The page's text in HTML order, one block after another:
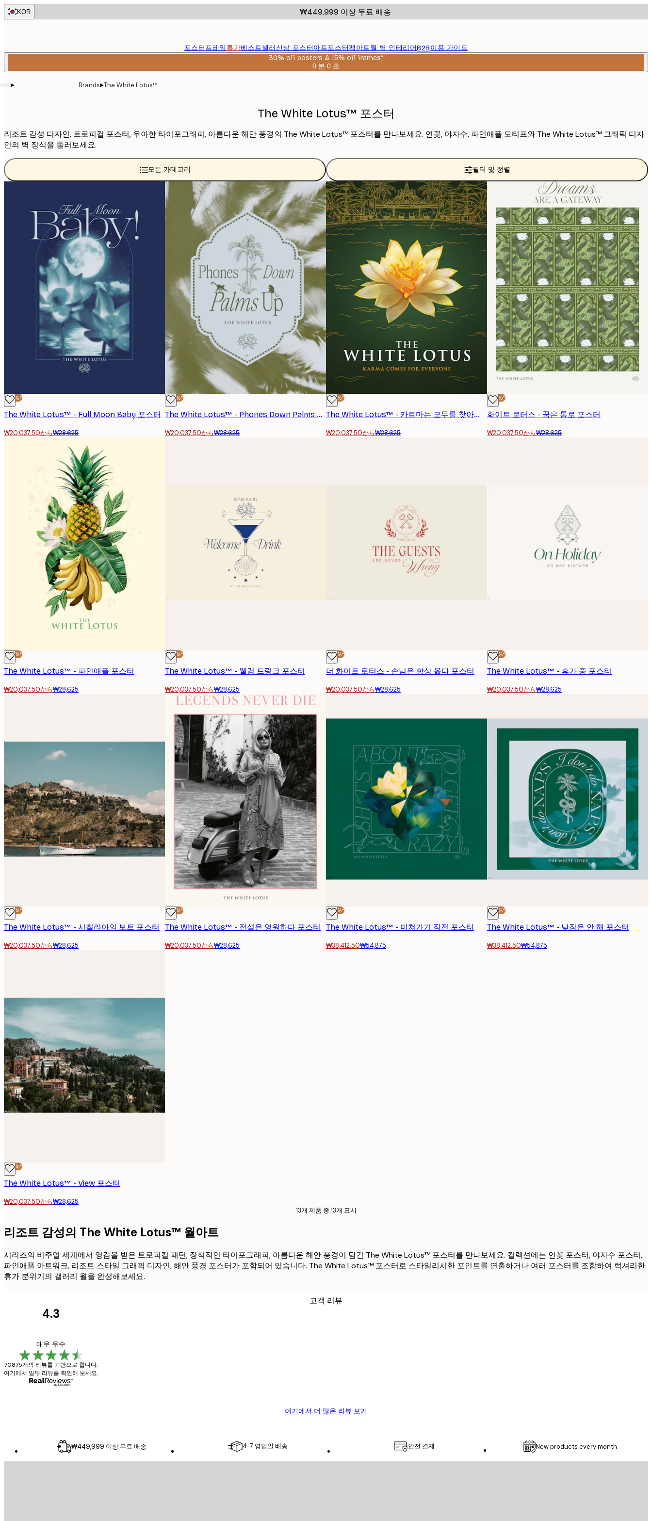
Skip
to
KOR ₩449,999 이상 무료 배송
포스터프레임 특가베스트셀러 신상 포스터아트포스터팩 아트월 벽 인테리어B2B이용 가이드
30% off posters & 15% off frames*
0 분 0 초
유
08-
▸ Brands▸The White Lotus™
The White Lotus™ 포스터
리조트 감성 디자인, 트로피컬 포스터, 우아한 타이포그래피, 아름다운 해안 풍경의 The White Lotus™ 포스터를 만나보세요. 연꽃, 야자수, 파인애플 모티프와 The White Lotus™ 그래픽 디자
인의 벽 장식을 둘러보세요.
모든 카테고리 필터 및 정렬
-30%*
The White Lotus™ - Full Moon Baby 포스터
₩20,037.50から₩28,625
-30%*
The White Lotus™ - Phones Down Palms Up 포스터
₩20,037.50から₩28,625
-30%*
The White Lotus™ - 카르마는 모두를 찾아온다 포스터
₩20,037.50から₩28,625
-30%*
화이트 로터스 - 꿈은 통로 포스터
₩20,037.50から₩28,625
-30%*
The White Lotus™ - 파인애플 포스터
₩20,037.50から₩28,625
-30%*
The White Lotus™ - 웰컴 드링크 포스터
₩20,037.50から₩28,625
-30%*
더 화이트 로터스 - 손님은 항상 옳다 포스터
₩20,037.50から₩28,625
-30%*
The White Lotus™ - 휴가 중 포스터
₩20,037.50から₩28,625
-30%*
The White Lotus™ - 시칠리아의 보트 포스터
₩20,037.50から₩28,625
-30%*
The White Lotus™ - 전설은 영원하다 포스터
₩20,037.50から₩28,625
-30%*
The White Lotus™ - 미쳐가기 직전 포스터
₩38,412.50₩54,875
-30%*
The White Lotus™ - 낮잠은 안 해 포스터
₩38,412.50₩54,875
-30%*
The White Lotus™ - View 포스터
₩20,037.50から₩28,625
13개 제품 중 13개 표시
리조트 감성의 The White Lotus™ 월아트
시리즈의 비주얼 세계에서 영감을 받은 트로피컬 패턴, 장식적인 타이포그래피, 아름다운 해안 풍경이 담긴 The White Lotus™ 포스터를 만나보세요. 컬렉션에는 연꽃 포스터, 야자수 포스터,
파인애플 아트워크, 리조트 스타일 그래픽 디자인, 해안 풍경 포스터가 포함되어 있습니다. The White Lotus™ 포스터로 스타일리시한 포인트를 연출하거나 여러 포스터를 조합하여 럭셔리한
휴가 분위기의 갤러리 월을 완성해보세요.
고객 리뷰
4.3
매우 우수
70875개의 리뷰를 기반으로 합니다.
여기에서 일부 리뷰를 확인해 보세요.
여기에서 더 많은 리뷰 보기
구독하기
₩449,999 이상 무료 배송 4-7 영업일 배송 안전 결제 New products every month